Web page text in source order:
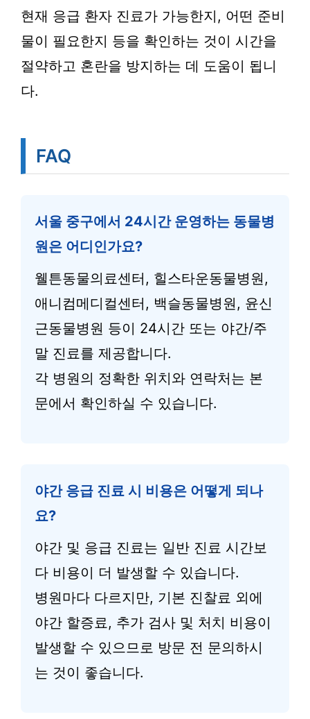
현재 응급 환자 진료가 가능한지, 어떤 준비
물이 필요한지 등을 확인하는 것이 시간을
절약하고 혼란을 방지하는 데 도움이 됩니
다.
FAQ
서울 중구에서 24시간 운영하는 동물병
원은 어디인가요?
웰튼동물의료센터, 힐스타운동물병원,
애니컴메디컬센터, 백슬동물병원, 윤신
근동물병원 등이 24시간 또는 야간/주
말 진료를 제공합니다.
각 병원의 정확한 위치와 연락처는 본
문에서 확인하실 수 있습니다.
야간 응급 진료 시 비용은 어떻게 되나
요?
야간 및 응급 진료는 일반 진료 시간보
다 비용이 더 발생할 수 있습니다.
병원마다 다르지만, 기본 진찰료 외에
야간 할증료, 추가 검사 및 처치 비용이
발생할 수 있으므로 방문 전 문의하시
는 것이 좋습니다.